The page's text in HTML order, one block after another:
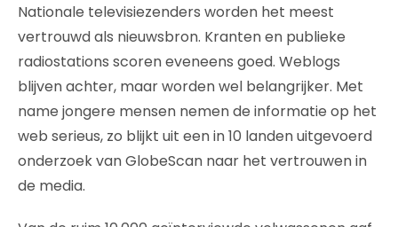
Nationale televisiezenders worden het meest
vertrouwd als nieuwsbron. Kranten en publieke
radiostations scoren eveneens goed. Weblogs
blijven achter, maar worden wel belangrijker. Met
name jongere mensen nemen de informatie op het
web serieus, zo blijkt uit een in 10 landen uitgevoerd
onderzoek van GlobeScan naar het vertrouwen in
de media.